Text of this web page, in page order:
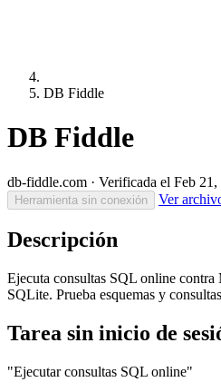
DB Fiddle
DB Fiddle
db-fiddle.com · Verificada el Feb 21,
Herramienta sin conexión Ver
Descripción
Ejecuta consultas SQL online
SQLite. Prueba esquemas y
Tarea sin inicio de
"Ejecutar consultas SQL online"